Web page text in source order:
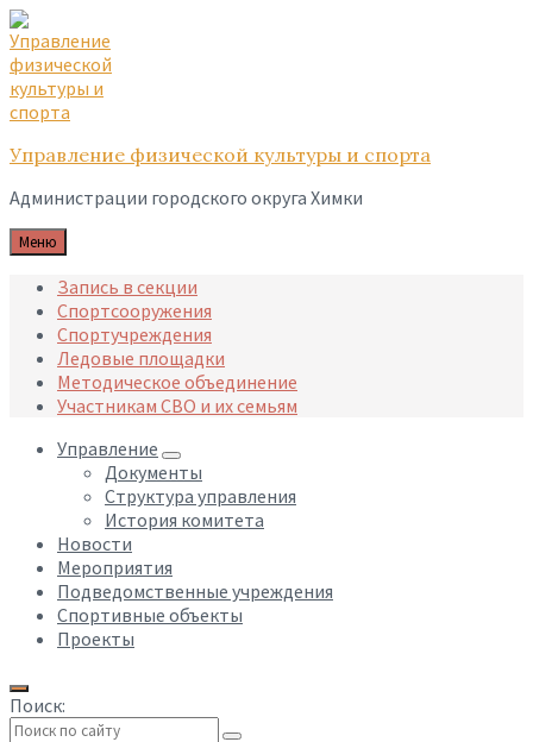
Skip
to
content
Skip
to
main
navigation
Skip
to
footer
Управление физической культуры и спорта
Администрации городского округа Химки
Меню
Запись в секции
Спортсооружения
Спортучреждения
Ледовые площадки
Методическое объединение
Участникам СВО и их семьям
Управление
Документы
Структура управления
История комитета
Новости
Мероприятия
Подведомственные учреждения
Спортивные объекты
Проекты
Поиск: